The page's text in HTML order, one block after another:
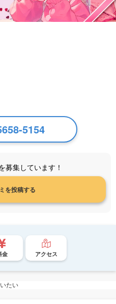
5154
募集しています！
を投稿する
金 アクセス